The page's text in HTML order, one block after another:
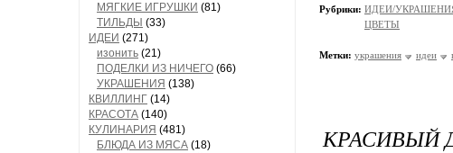
МЯГКИЕ ИГРУШКИ (81)
ТИЛЬДЫ (33)
ИДЕИ (271)
изонить (21)
ПОДЕЛКИ ИЗ НИЧЕГО (66)
УКРАШЕНИЯ (138)
КВИЛЛИНГ (14)
КРАСОТА (140)
КУЛИНАРИЯ (481)
БЛЮДА ИЗ МЯСА (18)
Рубрики: ИДЕИ/
ЦВЕТЫ
Метки: украшения идеи
КРАСИВЫЙ